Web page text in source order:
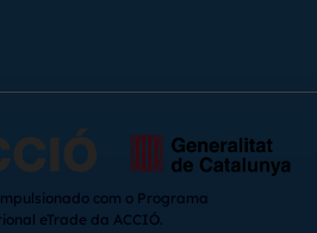
com o Programa
eTrade da ACCIÓ.